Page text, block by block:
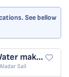
See bellow
Solar Panel
Aladar Sail